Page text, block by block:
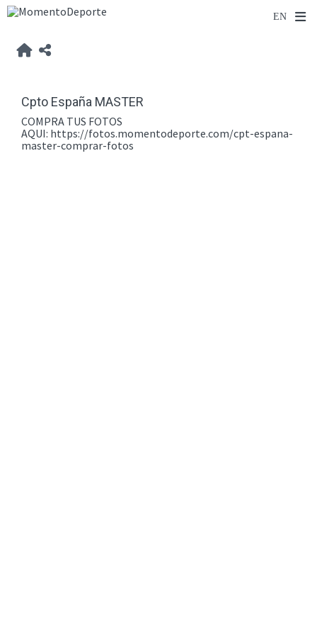
Cpto España MASTER
COMPRA TUS FOTOS
AQUI: https://fotos.momentodeporte.com/cpt-espana-
master-comprar-fotos